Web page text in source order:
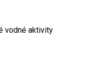
vodné aktivity